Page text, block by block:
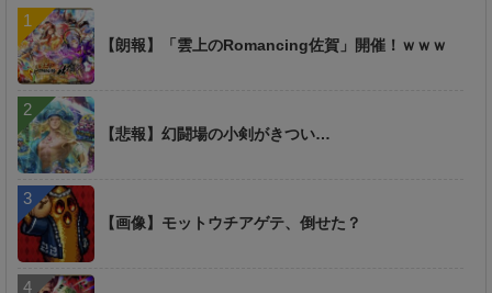
【朗報】「雲上のRomancing佐賀」開催！ｗｗｗ
【悲報】幻闘場の小剣がきつい…
【画像】モットウチアゲテ、倒せた？